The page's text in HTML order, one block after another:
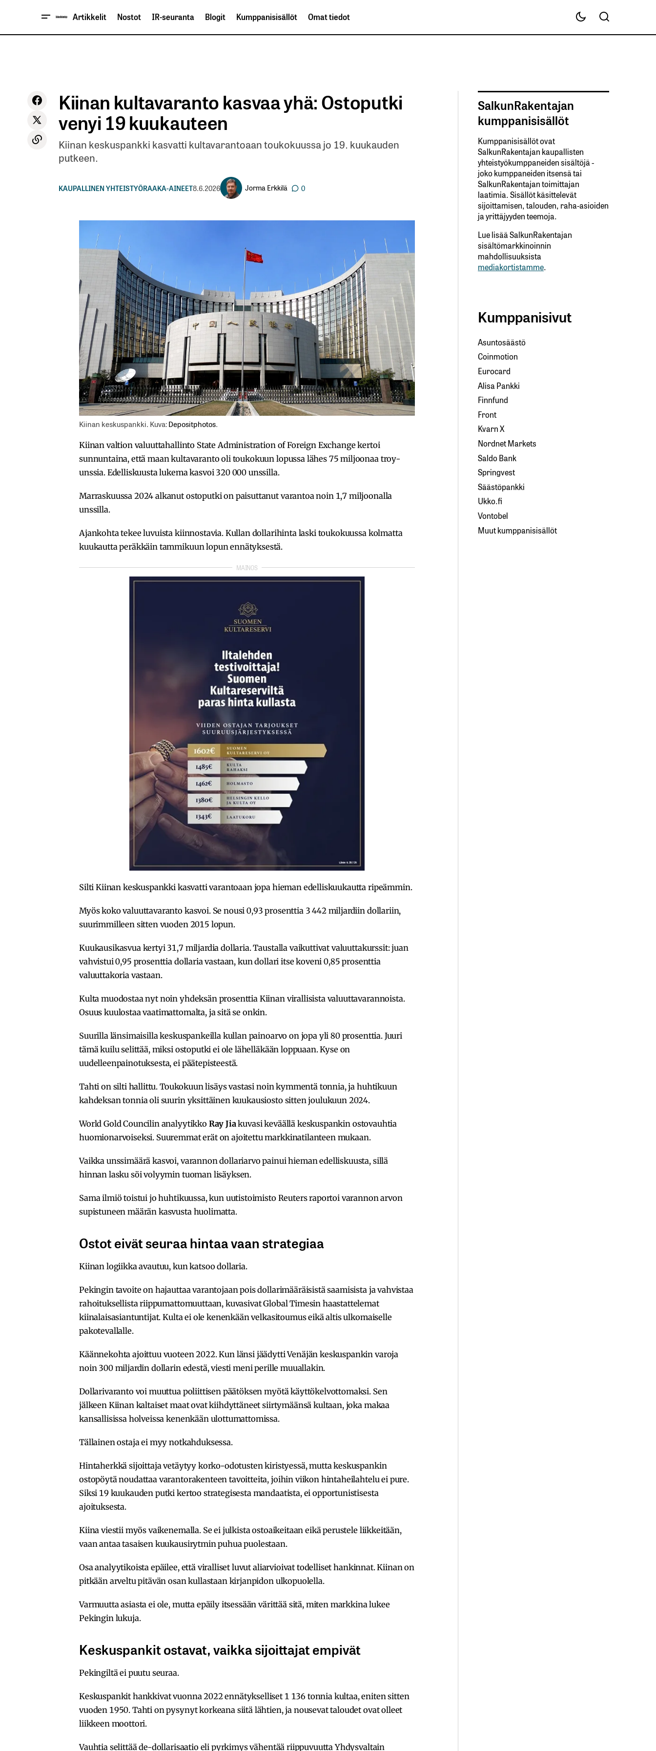
Artikkelit Nostot IR-seuranta Blogit Kumppanisisällöt Omat tiedot
Kiinan kultavaranto kasvaa yhä: Ostoputki
venyi 19 kuukauteen
Kiinan keskuspankki kasvatti kultavarantoaan toukokuussa jo 19. kuukauden
putkeen.
KAUPALLINEN YHTEISTYÖRAAKA-AINEET8.6.2026 Jorma Erkkilä 0
Kiinan keskuspankki. Kuva:Depositphotos.
Kiinan valtion valuuttahallinto State Administration of Foreign Exchange kertoi
sunnuntaina, että maan kultavaranto oli toukokuun lopussa lähes 75 miljoonaa troy-
unssia. Edelliskuusta lukema kasvoi 320 000 unssilla.
Marraskuussa 2024 alkanut ostoputki on paisuttanut varantoa noin 1,7 miljoonalla
unssilla.
Ajankohta tekee luvuista kiinnostavia. Kullan dollarihinta laski toukokuussa kolmatta
kuukautta peräkkäin tammikuun lopun ennätyksestä.
Silti Kiinan keskuspankki kasvatti varantoaan jopa hieman edelliskuukautta ripeämmin.
Myös koko valuuttavaranto kasvoi. Se nousi 0,93 prosenttia 3 442 miljardiin dollariin,
suurimmilleen sitten vuoden 2015 lopun.
Kuukausikasvua kertyi 31,7 miljardia dollaria. Taustalla vaikuttivat valuuttakurssit: juan
vahvistui 0,95 prosenttia dollaria vastaan, kun dollari itse koveni 0,85 prosenttia
valuuttakoria vastaan.
Kulta muodostaa nyt noin yhdeksän prosenttia Kiinan virallisista valuuttavarannoista.
Osuus kuulostaa vaatimattomalta, ja sitä se onkin.
Suurilla länsimaisilla keskuspankeilla kullan painoarvo on jopa yli 80 prosenttia. Juuri
tämä kuilu selittää, miksi ostoputki ei ole lähelläkään loppuaan. Kyse on
uudelleenpainotuksesta, ei päätepisteestä.
Tahti on silti hallittu. Toukokuun lisäys vastasi noin kymmentä tonnia, ja huhtikuun
kahdeksan tonnia oli suurin yksittäinen kuukausiosto sitten joulukuun 2024.
World Gold Councilin analyytikko Ray Jia kuvasi keväällä keskuspankin ostovauhtia
huomionarvoiseksi. Suuremmat erät on ajoitettu markkinatilanteen mukaan.
Vaikka unssimäärä kasvoi, varannon dollariarvo painui hieman edelliskuusta, sillä
hinnan lasku söi volyymin tuoman lisäyksen.
Sama ilmiö toistui jo huhtikuussa, kun uutistoimisto Reuters raportoi varannon arvon
supistuneen määrän kasvusta huolimatta.
Ostot eivät seuraa hintaa vaan strategiaa
Kiinan logiikka avautuu, kun katsoo dollaria.
Pekingin tavoite on hajauttaa varantojaan pois dollarimääräisistä saamisista ja vahvistaa
rahoituksellista riippumattomuuttaan, kuvasivat Global Timesin haastattelemat
kiinalaisasiantuntijat. Kulta ei ole kenenkään velkasitoumus eikä altis ulkomaiselle
pakotevallalle.
Käännekohta ajoittuu vuoteen 2022. Kun länsi jäädytti Venäjän keskuspankin varoja
noin 300 miljardin dollarin edestä, viesti meni perille muuallakin.
Dollarivaranto voi muuttua poliittisen päätöksen myötä käyttökelvottomaksi. Sen
jälkeen Kiinan kaltaiset maat ovat kiihdyttäneet siirtymäänsä kultaan, joka makaa
kansallisissa holveissa kenenkään ulottumattomissa.
Tällainen ostaja ei myy notkahduksessa.
Hintaherkkä sijoittaja vetäytyy korko-odotusten kiristyessä, mutta keskuspankin
ostopöytä noudattaa varantorakenteen tavoitteita, joihin viikon hintaheilahtelu ei pure.
Siksi 19 kuukauden putki kertoo strategisesta mandaatista, ei opportunistisesta
ajoituksesta.
Kiina viestii myös vaikenemalla. Se ei julkista ostoaikeitaan eikä perustele liikkeitään,
vaan antaa tasaisen kuukausirytmin puhua puolestaan.
Osa analyytikoista epäilee, että viralliset luvut aliarvioivat todelliset hankinnat. Kiinan on
pitkään arveltu pitävän osan kullastaan kirjanpidon ulkopuolella.
Varmuutta asiasta ei ole, mutta epäily itsessään värittää sitä, miten markkina lukee
Pekingin lukuja.
Keskuspankit ostavat, vaikka sijoittajat empivät
Pekingiltä ei puutu seuraa.
Keskuspankit hankkivat vuonna 2022 ennätykselliset 1 136 tonnia kultaa, eniten sitten
vuoden 1950. Tahti on pysynyt korkeana siitä lähtien, ja nousevat taloudet ovat olleet
liikkeen moottori.
Vauhtia selittää de-dollarisaatio eli pyrkimys vähentää riippuvuutta Yhdysvaltain
SalkunRakentajan
kumppanisisällöt
Kumppanisisällöt ovat
SalkunRakentajan kaupallisten
yhteistyökumppaneiden sisältöjä -
joko kumppaneiden itsensä tai
SalkunRakentajan toimittajan
laatimia. Sisällöt käsittelevät
sijoittamisen, talouden, raha-asioiden
ja yrittäjyyden teemoja.
Lue lisää SalkunRakentajan
sisältömarkkinoinnin
mahdollisuuksista
mediakortistamme.
Kumppanisivut
Asuntosäästö
Coinmotion
Eurocard
Alisa Pankki
Finnfund
Front
Kvarn X
Nordnet Markets
Saldo Bank
Springvest
Säästöpankki
Ukko.fi
Vontobel
Muut kumppanisisällöt